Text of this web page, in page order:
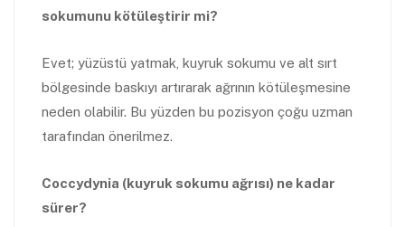
sokumunu kötüleştirir mi?
Evet; yüzüstü yatmak, kuyruk sokumu ve alt sırt
bölgesinde baskıyı artırarak ağrının kötüleşmesine
neden olabilir. Bu yüzden bu pozisyon çoğu uzman
tarafından önerilmez.
Coccydynia (kuyruk sokumu ağrısı) ne kadar
sürer?